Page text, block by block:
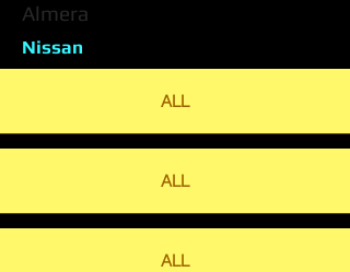
Almera
Nissan
ALL
ALL
ALL